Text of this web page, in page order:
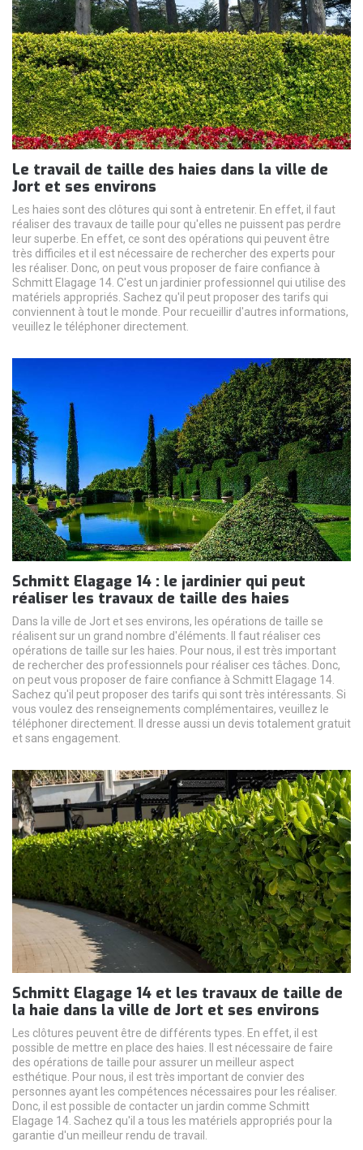
Le travail de taille des haies dans la ville de
Jort et ses environs
Les haies sont des clôtures qui sont à entretenir. En effet, il faut
réaliser des travaux de taille pour qu'elles ne puissent pas perdre
leur superbe. En effet, ce sont des opérations qui peuvent être
très difficiles et il est nécessaire de rechercher des experts pour
les réaliser. Donc, on peut vous proposer de faire confiance à
Schmitt Elagage 14. C'est un jardinier professionnel qui utilise des
matériels appropriés. Sachez qu'il peut proposer des tarifs qui
conviennent à tout le monde. Pour recueillir d'autres informations,
veuillez le téléphoner directement.
Schmitt Elagage 14 : le jardinier qui peut
réaliser les travaux de taille des haies
Dans la ville de Jort et ses environs, les opérations de taille se
réalisent sur un grand nombre d'éléments. Il faut réaliser ces
opérations de taille sur les haies. Pour nous, il est très important
de rechercher des professionnels pour réaliser ces tâches. Donc,
on peut vous proposer de faire confiance à Schmitt Elagage 14.
Sachez qu'il peut proposer des tarifs qui sont très intéressants. Si
vous voulez des renseignements complémentaires, veuillez le
téléphoner directement. Il dresse aussi un devis totalement gratuit
et sans engagement.
Schmitt Elagage 14 et les travaux de taille de
la haie dans la ville de Jort et ses environs
Les clôtures peuvent être de différents types. En effet, il est
possible de mettre en place des haies. Il est nécessaire de faire
des opérations de taille pour assurer un meilleur aspect
esthétique. Pour nous, il est très important de convier des
personnes ayant les compétences nécessaires pour les réaliser.
Donc, il est possible de contacter un jardin comme Schmitt
Elagage 14. Sachez qu'il a tous les matériels appropriés pour la
garantie d'un meilleur rendu de travail.